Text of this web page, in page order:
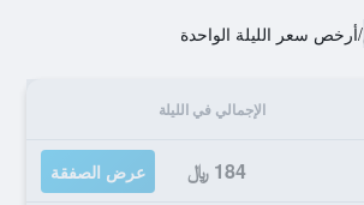
/أرخص سعر الليلة الواحدة
الإجمالي في الليلة
184 ﷼ عرض الصفقة